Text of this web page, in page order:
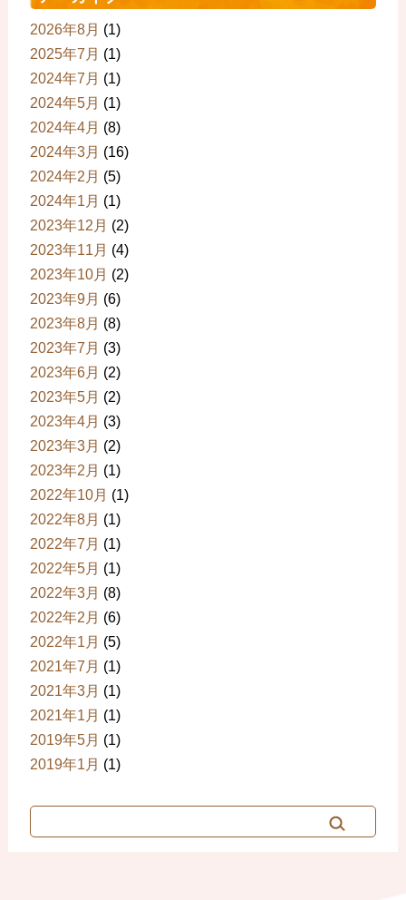
2026年8月 (1)
2025年7月 (1)
2024年7月 (1)
2024年5月 (1)
2024年4月 (8)
2024年3月 (16)
2024年2月 (5)
2024年1月 (1)
2023年12月 (2)
2023年11月 (4)
2023年10月 (2)
2023年9月 (6)
2023年8月 (8)
2023年7月 (3)
2023年6月 (2)
2023年5月 (2)
2023年4月 (3)
2023年3月 (2)
2023年2月 (1)
2022年10月 (1)
2022年8月 (1)
2022年7月 (1)
2022年5月 (1)
2022年3月 (8)
2022年2月 (6)
2022年1月 (5)
2021年7月 (1)
2021年3月 (1)
2021年1月 (1)
2019年5月 (1)
2019年1月 (1)